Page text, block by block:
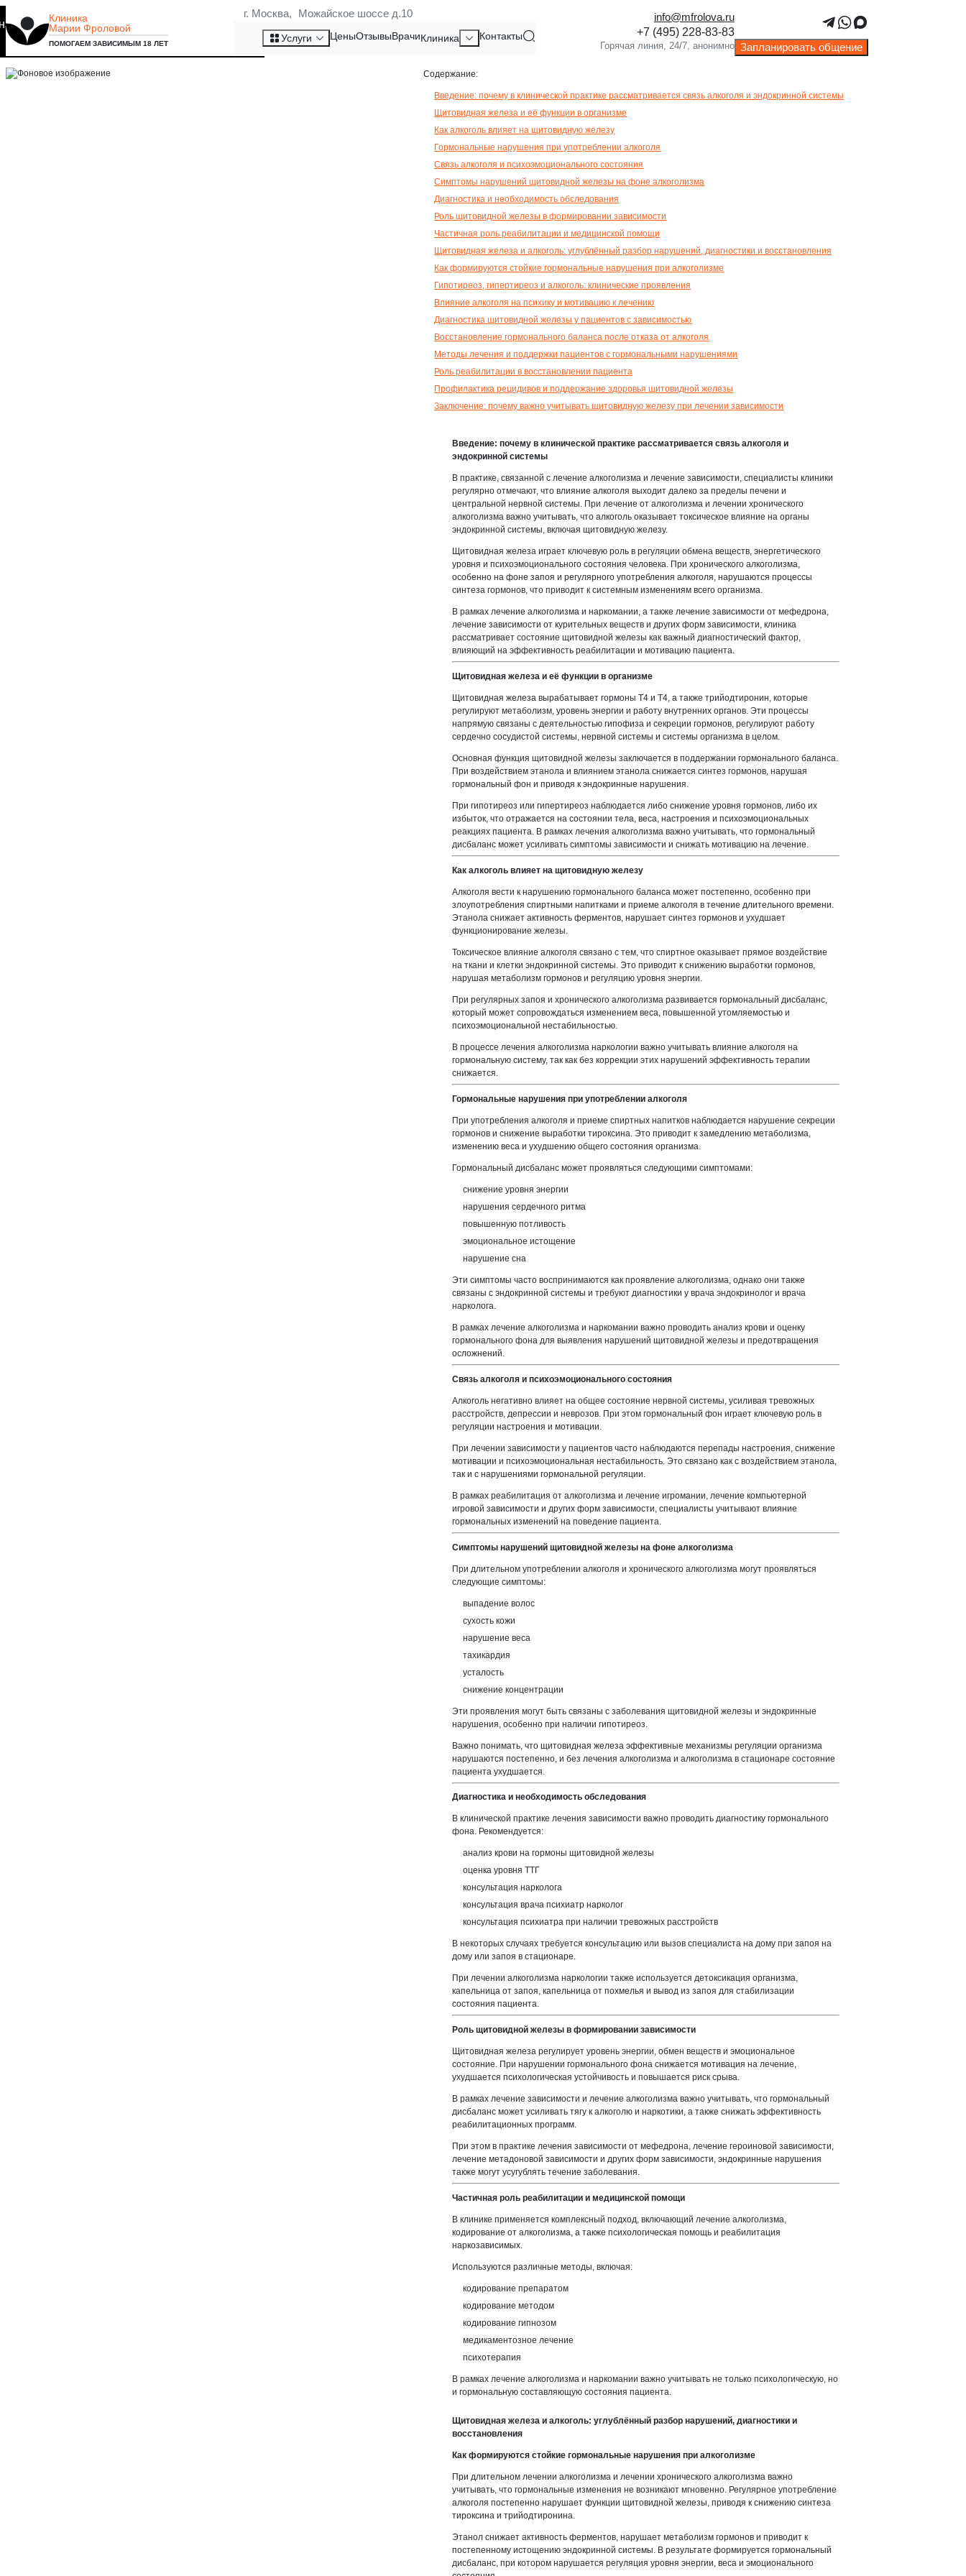
Клиника
Марии Фроловой
ПОМОГАЕМ ЗАВИСИМЫМ 18 ЛЕТ
г. Москва, Можайское шоссе д.10
Услуги ЦеныОтзывыВрачиКлиника Контакты
info@mfrolova.ru
Запланировать общение
КАК ВЛИЯЕТ АЛКОГОЛЬ НА ЩИТОВИДНУЮ ЖЕЛЕЗУ
Содержание:
Введение: почему в клинической практике рассматривается связь алкоголя и эндокринной системы
Щитовидная железа и её функции в организме
Как алкоголь влияет на щитовидную железу
Гормональные нарушения при употреблении алкоголя
Связь алкоголя и психоэмоционального состояния
Симптомы нарушений щитовидной железы на фоне алкоголизма
Диагностика и необходимость обследования
Роль щитовидной железы в формировании зависимости
Частичная роль реабилитации и медицинской помощи
Щитовидная железа и алкоголь: углублённый разбор нарушений, диагностики и восстановления
Как формируются стойкие гормональные нарушения при алкоголизме
Гипотиреоз, гипертиреоз и алкоголь: клинические проявления
Влияние алкоголя на психику и мотивацию к лечению
Диагностика щитовидной железы у пациентов с зависимостью
Восстановление гормонального баланса после отказа от алкоголя
Методы лечения и поддержки пациентов с гормональными нарушениями
Роль реабилитации в восстановлении пациента
Профилактика рецидивов и поддержание здоровья щитовидной железы
Заключение: почему важно учитывать щитовидную железу при лечении зависимости
Введение: почему в клинической практике рассматривается связь алкоголя и
эндокринной системы
В практике, связанной с лечение алкоголизма и лечение зависимости, специалисты клиники
регулярно отмечают, что влияние алкоголя выходит далеко за пределы печени и
центральной нервной системы. При лечение от алкоголизма и лечении хронического
алкоголизма важно учитывать, что алкоголь оказывает токсическое влияние на органы
эндокринной системы, включая щитовидную железу.
Щитовидная железа играет ключевую роль в регуляции обмена веществ, энергетического
уровня и психоэмоционального состояния человека. При хронического алкоголизма,
особенно на фоне запоя и регулярного употребления алкоголя, нарушаются процессы
синтеза гормонов, что приводит к системным изменениям всего организма.
В рамках лечение алкоголизма и наркомании, а также лечение зависимости от мефедрона,
лечение зависимости от курительных веществ и других форм зависимости, клиника
рассматривает состояние щитовидной железы как важный диагностический фактор,
влияющий на эффективность реабилитации и мотивацию пациента.
Щитовидная железа и её функции в организме
Щитовидная железа вырабатывает гормоны Т4 и Т4, а также трийодтиронин, которые
регулируют метаболизм, уровень энергии и работу внутренних органов. Эти процессы
напрямую связаны с деятельностью гипофиза и секреции гормонов, регулируют работу
сердечно сосудистой системы, нервной системы и системы организма в целом.
Основная функция щитовидной железы заключается в поддержании гормонального баланса.
При воздействием этанола и влиянием этанола снижается синтез гормонов, нарушая
гормональный фон и приводя к эндокринные нарушения.
При гипотиреоз или гипертиреоз наблюдается либо снижение уровня гормонов, либо их
избыток, что отражается на состоянии тела, веса, настроения и психоэмоциональных
реакциях пациента. В рамках лечения алкоголизма важно учитывать, что гормональный
дисбаланс может усиливать симптомы зависимости и снижать мотивацию на лечение.
Как алкоголь влияет на щитовидную железу
Алкоголя вести к нарушению гормонального баланса может постепенно, особенно при
злоупотребления спиртными напитками и приеме алкоголя в течение длительного времени.
Этанола снижает активность ферментов, нарушает синтез гормонов и ухудшает
функционирование железы.
Токсическое влияние алкоголя связано с тем, что спиртное оказывает прямое воздействие
на ткани и клетки эндокринной системы. Это приводит к снижению выработки гормонов,
нарушая метаболизм гормонов и регуляцию уровня энергии.
При регулярных запоя и хронического алкоголизма развивается гормональный дисбаланс,
который может сопровождаться изменением веса, повышенной утомляемостью и
психоэмоциональной нестабильностью.
В процессе лечения алкоголизма наркологии важно учитывать влияние алкоголя на
гормональную систему, так как без коррекции этих нарушений эффективность терапии
снижается.
Гормональные нарушения при употреблении алкоголя
При употребления алкоголя и приеме спиртных напитков наблюдается нарушение секреции
гормонов и снижение выработки тироксина. Это приводит к замедлению метаболизма,
изменению веса и ухудшению общего состояния организма.
Гормональный дисбаланс может проявляться следующими симптомами:
снижение уровня энергии
нарушения сердечного ритма
повышенную потливость
эмоциональное истощение
нарушение сна
Эти симптомы часто воспринимаются как проявление алкоголизма, однако они также
связаны с эндокринной системы и требуют диагностики у врача эндокринолог и врача
нарколога.
В рамках лечение алкоголизма и наркомании важно проводить анализ крови и оценку
гормонального фона для выявления нарушений щитовидной железы и предотвращения
осложнений.
Связь алкоголя и психоэмоционального состояния
Алкоголь негативно влияет на общее состояние нервной системы, усиливая тревожных
расстройств, депрессии и неврозов. При этом гормональный фон играет ключевую роль в
регуляции настроения и мотивации.
При лечении зависимости у пациентов часто наблюдаются перепады настроения, снижение
мотивации и психоэмоциональная нестабильность. Это связано как с воздействием этанола,
так и с нарушениями гормональной регуляции.
В рамках реабилитация от алкоголизма и лечение игромании, лечение компьютерной
игровой зависимости и других форм зависимости, специалисты учитывают влияние
гормональных изменений на поведение пациента.
Симптомы нарушений щитовидной железы на фоне алкоголизма
При длительном употреблении алкоголя и хронического алкоголизма могут проявляться
следующие симптомы:
выпадение волос
сухость кожи
нарушение веса
тахикардия
усталость
снижение концентрации
Эти проявления могут быть связаны с заболевания щитовидной железы и эндокринные
нарушения, особенно при наличии гипотиреоз.
Важно понимать, что щитовидная железа эффективные механизмы регуляции организма
нарушаются постепенно, и без лечения алкоголизма и алкоголизма в стационаре состояние
пациента ухудшается.
Диагностика и необходимость обследования
В клинической практике лечения зависимости важно проводить диагностику гормонального
фона. Рекомендуется:
анализ крови на гормоны щитовидной железы
оценка уровня ТТГ
консультация нарколога
консультация врача психиатр нарколог
консультация психиатра при наличии тревожных расстройств
В некоторых случаях требуется консультацию или вызов специалиста на дому при запоя на
дому или запоя в стационаре.
При лечении алкоголизма наркологии также используется детоксикация организма,
капельница от запоя, капельница от похмелья и вывод из запоя для стабилизации
состояния пациента.
Роль щитовидной железы в формировании зависимости
Щитовидная железа регулирует уровень энергии, обмен веществ и эмоциональное
состояние. При нарушении гормонального фона снижается мотивация на лечение,
ухудшается психологическая устойчивость и повышается риск срыва.
В рамках лечение зависимости и лечение алкоголизма важно учитывать, что гормональный
дисбаланс может усиливать тягу к алкоголю и наркотики, а также снижать эффективность
реабилитационных программ.
При этом в практике лечения зависимости от мефедрона, лечение героиновой зависимости,
лечение метадоновой зависимости и других форм зависимости, эндокринные нарушения
также могут усугублять течение заболевания.
Частичная роль реабилитации и медицинской помощи
В клинике применяется комплексный подход, включающий лечение алкоголизма,
кодирование от алкоголизма, а также психологическая помощь и реабилитация
наркозависимых.
Используются различные методы, включая:
кодирование препаратом
кодирование методом
кодирование гипнозом
медикаментозное лечение
психотерапия
В рамках лечение алкоголизма и наркомании важно учитывать не только психологическую, но
и гормональную составляющую состояния пациента.
Щитовидная железа и алкоголь: углублённый разбор нарушений, диагностики и
восстановления
Как формируются стойкие гормональные нарушения при алкоголизме
При длительном лечении алкоголизма и лечении хронического алкоголизма важно
учитывать, что гормональные изменения не возникают мгновенно. Регулярное употребление
алкоголя постепенно нарушает функции щитовидной железы, приводя к снижению синтеза
тироксина и трийодтиронина.
Этанол снижает активность ферментов, нарушает метаболизм гормонов и приводит к
постепенному истощению эндокринной системы. В результате формируется гормональный
дисбаланс, при котором нарушается регуляция уровня энергии, веса и эмоционального
то, что мы используем